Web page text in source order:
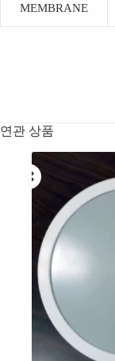
MEMBRANE
연관 상품